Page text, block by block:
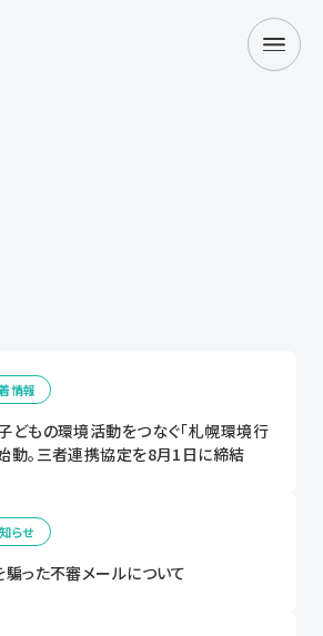
情報
どもの環境活動をつなぐ「札幌環境行
動。三者連携協定を8月1日に締結
らせ
騙った不審メールについて